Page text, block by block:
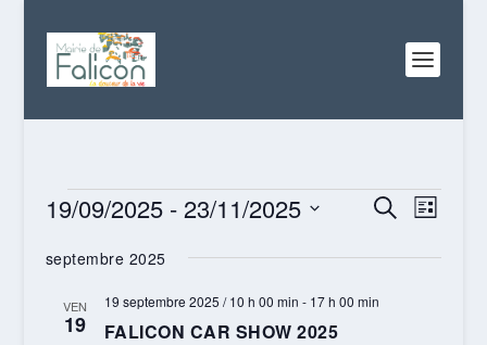
ÉVÈNEMENTS
DE
RECHERCHE
VUES
LISTE
19/09/2025 - 23/11/2025
une
septembre 2025
VEN
19 FALICON CAR SHOW 2025
19 septembre 2025 / 10 h 00 min - 17 h 00 min